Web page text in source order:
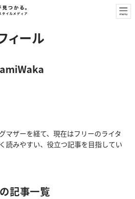
ィール
マザーを経て、現在はフリーのライタ
読みやすい、役立つ記事を目指してい
記事一覧